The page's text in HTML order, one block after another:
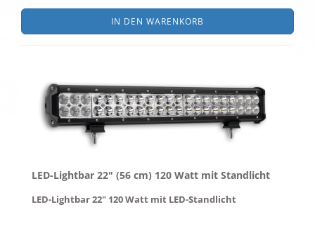
IN DEN WARENKORB
LED-Lightbar 22" (56 cm) 120 Watt mit Standlicht
LED-Lightbar 22" 120 Watt mit LED-Standlicht